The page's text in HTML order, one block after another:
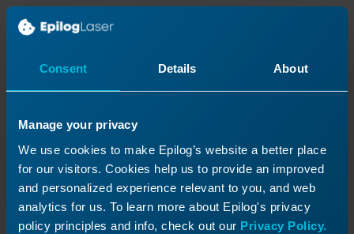
Consent Details About
Manage your privacy
We use cookies to make Epilog’s website a better place
for our visitors. Cookies help us to provide an improved
and personalized experience relevant to you, and web
analytics for us. To learn more about Epilog's privacy
policy principles and info, check out our Privacy Policy.
Nettoyer avec un chiffon
Essuyez les résidus restants et vous êtes prêt à